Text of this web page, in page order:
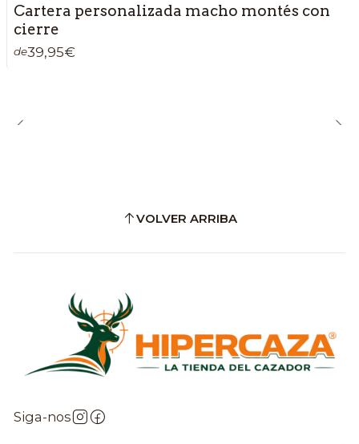
Cartera personalizada macho montés con
cierre
de39,95€
VOLVER ARRIBA
Siga-nos